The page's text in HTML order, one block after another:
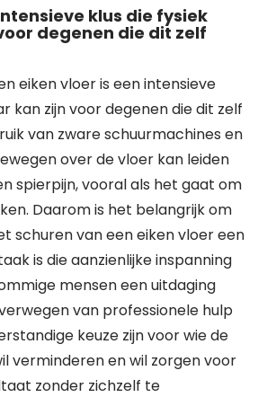
klus die fysiek
degenen die dit zelf
eiken vloer is een intensieve
kan zijn voor degenen die dit zelf
van zware schuurmachines en
over de vloer kan leiden
spierpijn, vooral als het gaat om
Daarom is het belangrijk om
schuren van een eiken vloer een
is die aanzienlijke inspanning
mensen een uitdaging
van professionele hulp
keuze zijn voor wie de
verminderen en wil zorgen voor
zonder zichzelf te